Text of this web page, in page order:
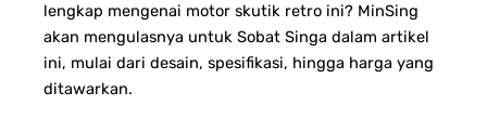
lengkap mengenai motor skutik retro ini? MinSing
akan mengulasnya untuk Sobat Singa dalam artikel
ini, mulai dari desain, spesifikasi, hingga harga yang
ditawarkan.